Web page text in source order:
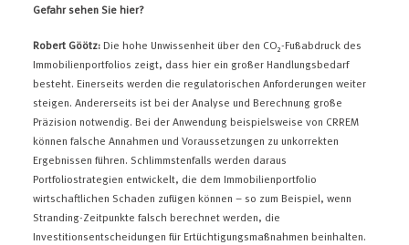
Gefahr sehen Sie hier?
Robert Göötz: Die hohe Unwissenheit über den CO₂-Fußabdruck des
Immobilienportfolios zeigt, dass hier ein großer Handlungsbedarf
besteht. Einerseits werden die regulatorischen Anforderungen weiter
steigen. Andererseits ist bei der Analyse und Berechnung große
Präzision notwendig. Bei der Anwendung beispielsweise von CRREM
können falsche Annahmen und Voraussetzungen zu unkorrekten
Ergebnissen führen. Schlimmstenfalls werden daraus
Portfoliostrategien entwickelt, die dem Immobilienportfolio
wirtschaftlichen Schaden zufügen können – so zum Beispiel, wenn
Stranding-Zeitpunkte falsch berechnet werden, die
Investitionsentscheidungen für Ertüchtigungsmaßnahmen beinhalten.